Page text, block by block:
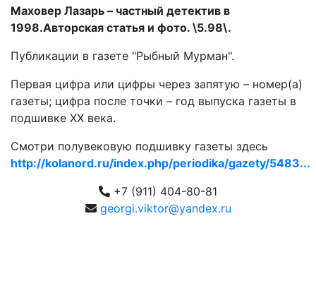
Маховер Лазарь – частный детектив в
1998.Авторская статья и фото. \5.98\.
Публикации в газете "Рыбный Мурман".
Первая цифра или цифры через запятую – номер(а)
газеты; цифра после точки – год выпуска газеты в
подшивке ХХ века.
Смотри полувековую подшивку газеты здесь
http://kolanord.ru/index.php/periodika/gazety/5483...
+7 (911) 404-80-81
georgi.viktor@yandex.ru